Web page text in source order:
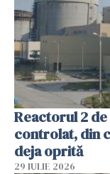
Reactorul 2
controlat, din
deja oprită
29 IULIE 2026